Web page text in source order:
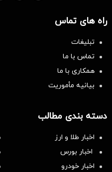
راه های تماس
تبلیغات
تماس با ما
همکاری با ما
بیانیه مأموریت
دسته بندی مطالب
اخبار طلا و ارز
اخبار بورس
اخبار خودرو